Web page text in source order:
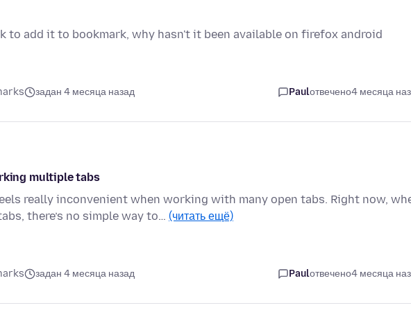
to add it to bookmark, why hasn't it been available on firefox android
задан 4 месяца назад Paulотвечено4 месяца
multiple tabs
really inconvenient when working with many open tabs. Right now,
there’s no simple way to… (читать ещё)
задан 4 месяца назад Paulотвечено4 месяца